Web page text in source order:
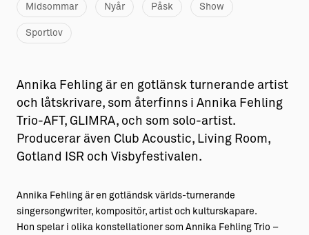
Midsommar Nyår Påsk Show
Sportlov
Annika Fehling är en gotlänsk turnerande artist
och låtskrivare, som återfinns i Annika Fehling
Trio-AFT, GLIMRA, och som solo-artist.
Producerar även Club Acoustic, Living Room,
Gotland ISR och Visbyfestivalen.
Annika Fehling är en gotländsk världs-turnerande
singersongwriter, kompositör, artist och kulturskapare.
Hon spelar i olika konstellationer som Annika Fehling Trio –